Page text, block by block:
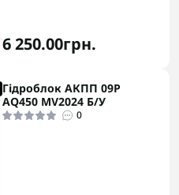
6 250.00грн.
Гідроблок АКПП 09P
AQ450 MV2024 Б/У
0